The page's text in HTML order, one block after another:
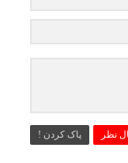
نظر پاک کردن !